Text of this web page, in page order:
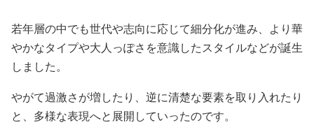
若年層の中でも世代や志向に応じて細分化が進み、より華
やかなタイプや大人っぽさを意識したスタイルなどが誕生
しました。
やがて過激さが増したり、逆に清楚な要素を取り入れたり
と、多様な表現へと展開していったのです。